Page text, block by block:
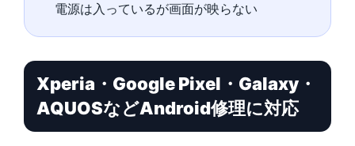
電源は入っているが画面が映らない
Xperia・Google Pixel・Galaxy・
AQUOSなどAndroid修理に対応